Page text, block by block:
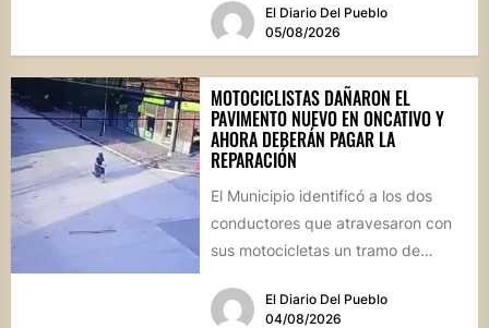
El Diario Del Pueblo
05/08/2026
MOTOCICLISTAS DAÑARON EL
PAVIMENTO NUEVO EN ONCATIVO Y
AHORA DEBERÁN PAGAR LA
REPARACIÓN
El Municipio identificó a los dos
conductores que atravesaron con
sus motocicletas un tramo de
calle...
El Diario Del Pueblo
04/08/2026